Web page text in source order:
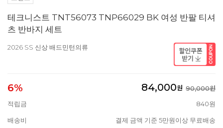
테크니스트 TNT56073 TNP66029 BK 여성 반팔 티셔
츠 반바지 세트
2026 SS 신상 배드민턴의류
6% 84,000원 90,000원
적립금
840원
배송비 결제 금액 기준 5만원이상 무료배송